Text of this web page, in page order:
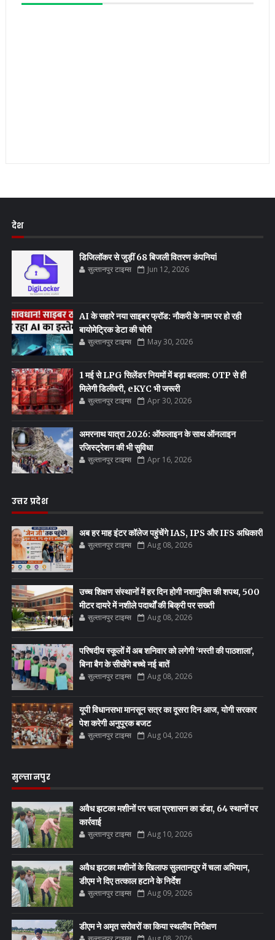
देश
डिजिलॉकर से जुड़ीं 68 बिजली वितरण कंपनियां
सुल्तानपुर टाइम्स Jun 12, 2026
AI के सहारे नया साइबर फ्रॉड: नौकरी के नाम पर हो रही
बायोमेट्रिक डेटा की चोरी
सुल्तानपुर टाइम्स May 30, 2026
1 मई से LPG सिलेंडर नियमों में बड़ा बदलाव: OTP से ही
मिलेगी डिलीवरी, eKYC भी जरूरी
सुल्तानपुर टाइम्स Apr 30, 2026
अमरनाथ यात्रा 2026: ऑफलाइन के साथ ऑनलाइन
रजिस्ट्रेशन की भी सुविधा
सुल्तानपुर टाइम्स Apr 16, 2026
उत्तर प्रदेश
अब हर माह इंटर कॉलेज पहुंचेंगे IAS, IPS और IFS अधिकारी
सुल्तानपुर टाइम्स Aug 08, 2026
उच्च शिक्षण संस्थानों में हर दिन होगी नशामुक्ति की शपथ, 500
मीटर दायरे में नशीले पदार्थों की बिक्री पर सख्ती
सुल्तानपुर टाइम्स Aug 08, 2026
परिषदीय स्कूलों में अब शनिवार को लगेगी ‘मस्ती की पाठशाला’,
बिना बैग के सीखेंगे बच्चे नई बातें
सुल्तानपुर टाइम्स Aug 08, 2026
यूपी विधानसभा मानसून सत्र का दूसरा दिन आज, योगी सरकार
पेश करेगी अनुपूरक बजट
सुल्तानपुर टाइम्स Aug 04, 2026
सुल्तानपुर
अवैध झटका मशीनों पर चला प्रशासन का डंडा, 64 स्थानों पर
कार्रवाई
सुल्तानपुर टाइम्स Aug 10, 2026
अवैध झटका मशीनों के खिलाफ सुलतानपुर में चला अभियान,
डीएम ने दिए तत्काल हटाने के निर्देश
सुल्तानपुर टाइम्स Aug 09, 2026
डीएम ने अमृत सरोवरों का किया स्थलीय निरीक्षण